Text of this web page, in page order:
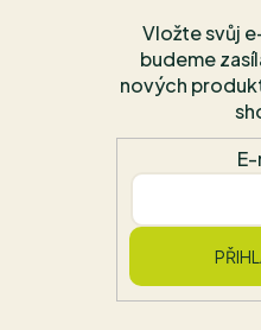
Vložte svůj
budeme
nových